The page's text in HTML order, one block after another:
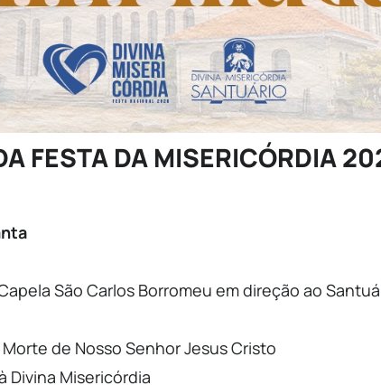
FESTA DA MISERICÓRDIA
São Carlos Borromeu em direção ao
de Nosso Senhor Jesus Cristo
Divina Misericórdia